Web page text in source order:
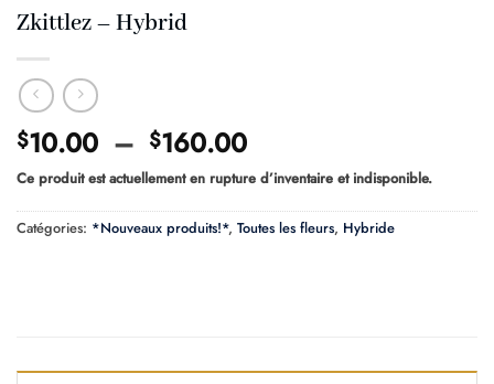
Zkittlez – Hybrid
$10.00 – $160.00Plage
de
prix :
$10.00
Ce produit est actuellement en rupture d’inventaire et indisponible.
Catégories: *Nouveaux produits!*, Toutes les fleurs, Hybride